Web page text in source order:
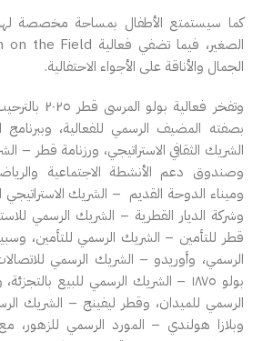
كما سيستمتع الأطفال بمساحة مخصصة
الصغير، فيما تضفي فعالية on the Field
الجمال والأناقة على الأجواء الاحتفالية.
وتفخر فعالية بولو المرسى قطر
بصفته المضيف الرسمي للفعالية، وببرنامج
الشريك الثقافي الاستراتيجي، ورزنامة قطر –
وصندوق دعم الأنشطة الاجتماعية
وميناء الدوحة القديم – الشريك
وشركة الديار القطرية – الشريك الرسمي
قطر للتأمين – الشريك الرسمي للتأمين،
الرسمي، وأوريدو – الشريك الرسمي
بولو ١٨٧٥
– الشريك الرسمي للبيع بالتجزئة،
الرسمي للميدان، وقطر ليفينج – الشريك
وبلازا هولندي – المورد الرسمي